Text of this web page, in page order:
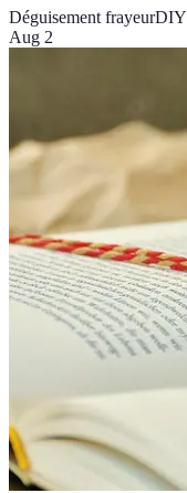
Déguisement frayeurDIY
Aug 2